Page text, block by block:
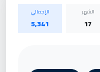
الشهر
17
الإجمالي
5,341